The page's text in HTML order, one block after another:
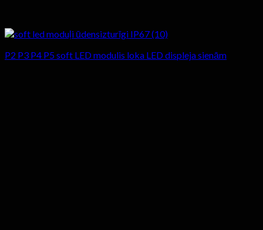
P2 P3 P4 P5 soft LED modulis loka LED displeja sienām